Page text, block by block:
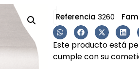
Referencia 3260
Este producto está
cumple con su